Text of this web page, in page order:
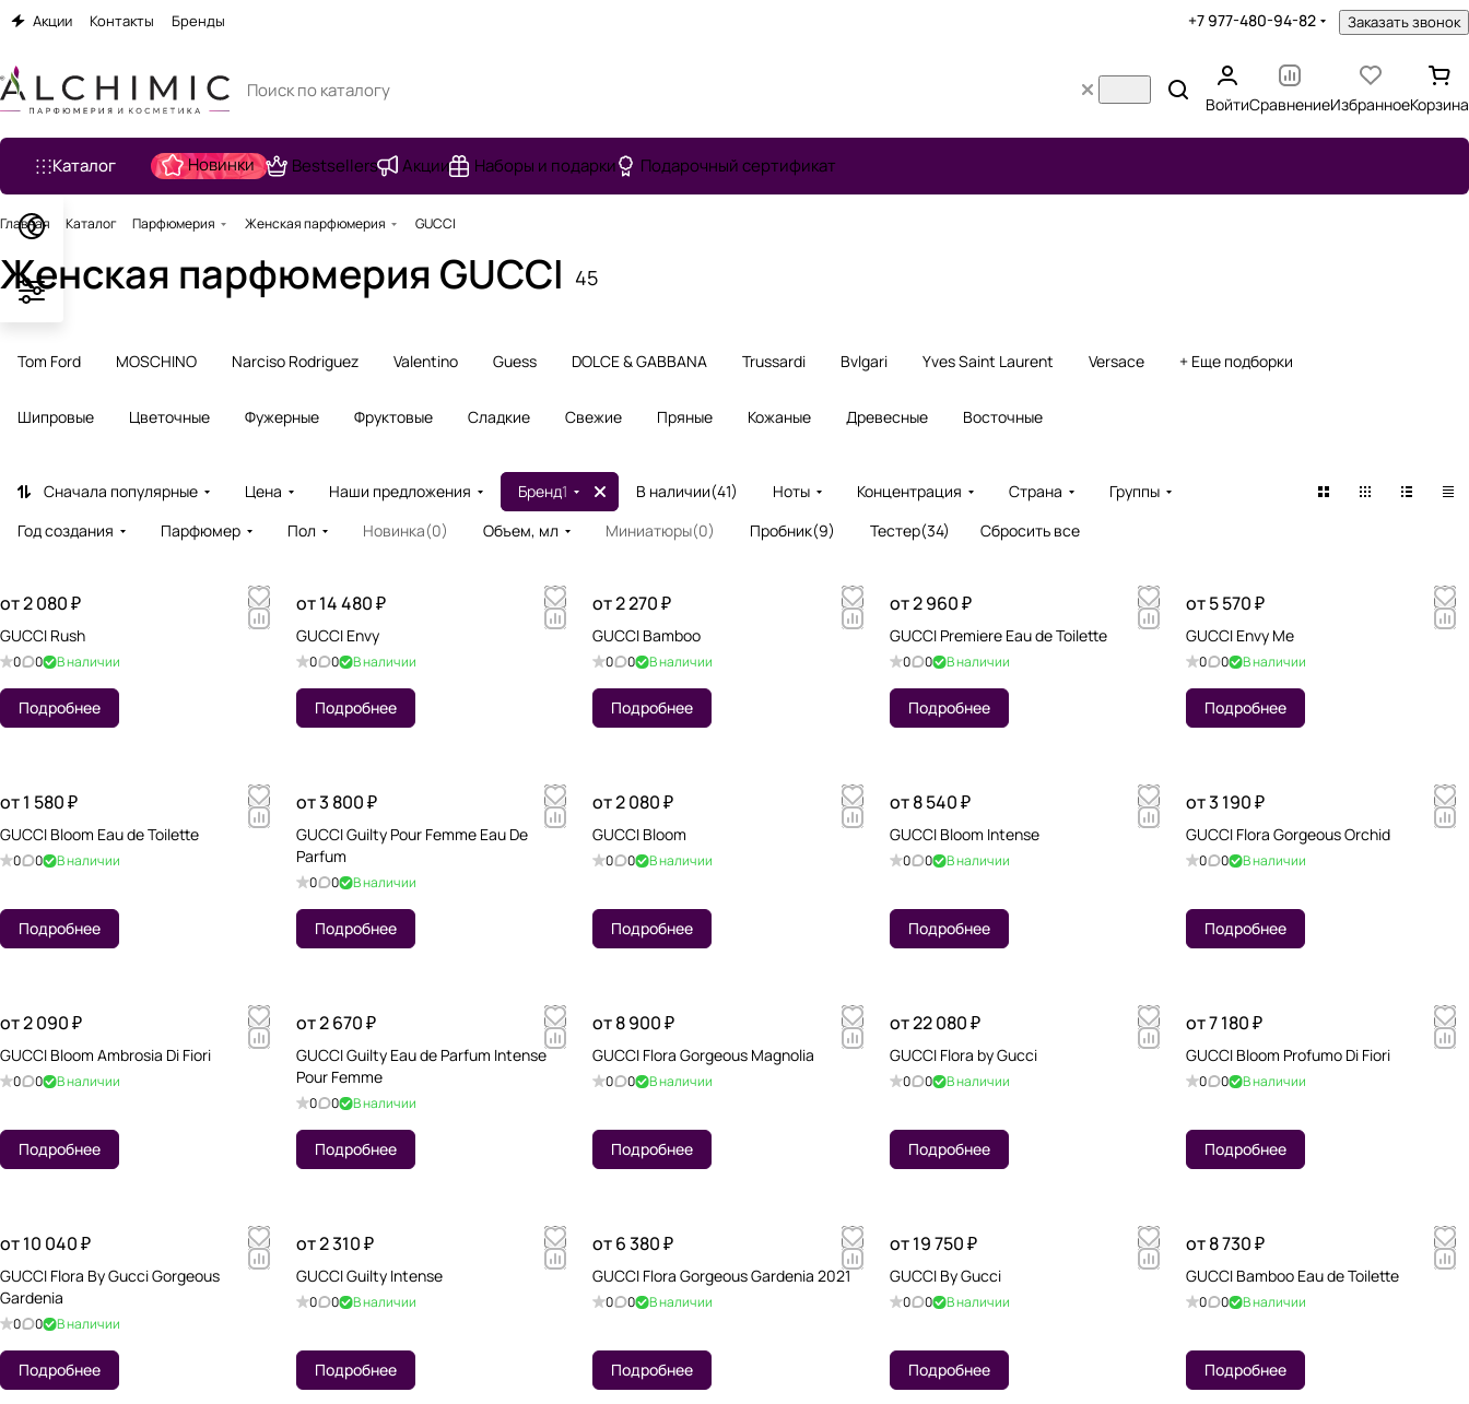
Акции Контакты Бренды +7 977-480-94-82 Заказать звонок
ВойтиСравнениеИзбранноеКорзина
Каталог Новинки Bestsellers Акции Наборы и подарки Подарочный сертификат
Главная Каталог Парфюмерия Женская парфюмерия GUCCI
Женская парфюмерия GUCCI 45
Tom Ford MOSCHINO Narciso Rodriguez Valentino Guess DOLCE & GABBANA Trussardi Bvlgari Yves Saint Laurent Versace + Еще подборки
Шипровые Цветочные Фужерные Фруктовые Сладкие Свежие Пряные Кожаные Древесные Восточные
Сначала популярные Цена Наши предложения Бренд1 В наличии(41) Ноты Концентрация Страна
Группы
Год создания
Парфюмер Пол Новинка(0) Объем, мл Миниатюры(0) Пробник(9) Тестер(34) Сбросить все
от 2 080 ₽
GUCCI Rush
0 0 В наличии
Подробнее
от 14 480 ₽
GUCCI Envy
0 0 В наличии
Подробнее
от 2 270 ₽
GUCCI Bamboo
0 0 В наличии
Подробнее
от 2 960 ₽
GUCCI Premiere Eau de Toilette
0 0 В наличии
Подробнее
от 5 570 ₽
GUCCI Envy Me
0 0 В наличии
Подробнее
от 1 580 ₽
GUCCI Bloom Eau de Toilette
0 0 В наличии
Подробнее
от 3 800 ₽
GUCCI Guilty Pour Femme Eau De
Parfum
0 0 В наличии
Подробнее
от 2 080 ₽
GUCCI Bloom
0 0 В наличии
Подробнее
от 8 540 ₽
GUCCI Bloom Intense
0 0 В наличии
Подробнее
от 3 190 ₽
GUCCI Flora Gorgeous Orchid
0 0 В наличии
Подробнее
от 2 090 ₽
GUCCI Bloom Ambrosia Di Fiori
0 0 В наличии
Подробнее
от 2 670 ₽
GUCCI Guilty Eau de Parfum Intense
Pour Femme
0 0 В наличии
Подробнее
от 8 900 ₽
GUCCI Flora Gorgeous Magnolia
0 0 В наличии
Подробнее
от 22 080 ₽
GUCCI Flora by Gucci
0 0 В наличии
Подробнее
от 7 180 ₽
GUCCI Bloom Profumo Di Fiori
0 0 В наличии
Подробнее
от 10 040 ₽
GUCCI Flora By Gucci Gorgeous
Gardenia
0 0 В наличии
Подробнее
от 2 310 ₽
GUCCI Guilty Intense
0 0 В наличии
Подробнее
от 6 380 ₽
GUCCI Flora Gorgeous Gardenia 2021
0 0 В наличии
Подробнее
от 19 750 ₽
GUCCI By Gucci
0 0 В наличии
Подробнее
от 8 730 ₽
GUCCI Bamboo Eau de Toilette
0 0 В наличии
Подробнее